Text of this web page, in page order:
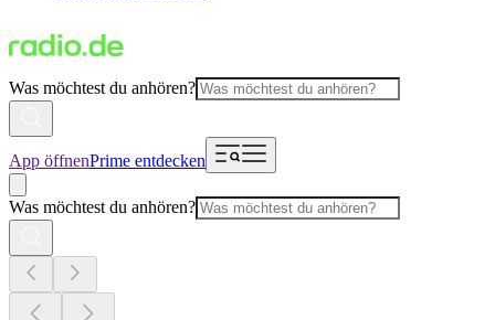
Was möchtest du anhören?
App öffnenPrime entdecken
Was möchtest du anhören?